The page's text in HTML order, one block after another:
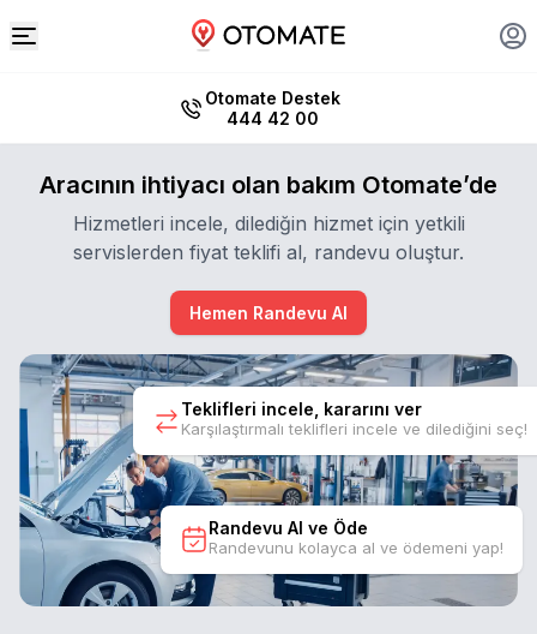
Otomate Destek
444 42 00
Aracının ihtiyacı olan bakım Otomate’de
Hizmetleri incele, dilediğin hizmet için yetkili
servislerden fiyat teklifi al, randevu oluştur.
Hemen Randevu Al
Teklifleri incele, kararını ver
Karşılaştırmalı teklifleri incele ve dilediğini seç!
Randevu Al ve Öde
Randevunu kolayca al ve ödemeni yap!